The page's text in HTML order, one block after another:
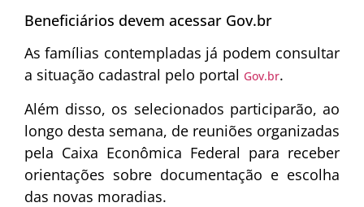
Beneficiários devem acessar Gov.br
As famílias contempladas já podem consultar
a situação cadastral pelo portal Gov.br.
Além disso, os selecionados participarão, ao
longo desta semana, de reuniões organizadas
pela Caixa Econômica Federal para receber
orientações sobre documentação e escolha
das novas moradias.